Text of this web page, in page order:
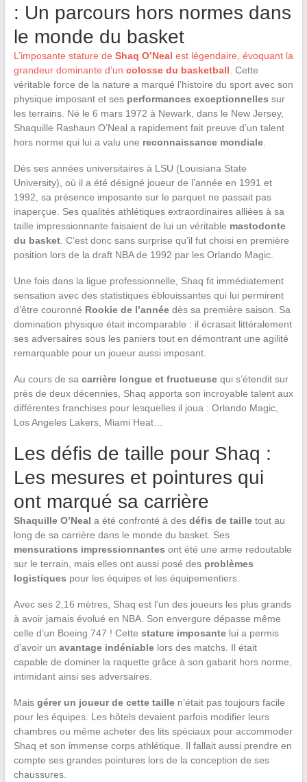
: Un parcours hors normes dans
le monde du basket
L’imposante stature de Shaq O’Neal est légendaire, évoquant la
grandeur dominante d’un colosse du basketball . Cette
véritable force de la nature a marqué l’histoire du sport avec son
physique imposant et ses performances exceptionnelles sur
les terrains. Né le 6 mars 1972 à Newark, dans le New Jersey,
Shaquille Rashaun O’Neal a rapidement fait preuve d’un talent
hors norme qui lui a valu une reconnaissance mondiale.
Dès ses années universitaires à LSU (Louisiana State
University), où il a été désigné joueur de l’année en 1991 et
1992, sa présence imposante sur le parquet ne passait pas
inaperçue. Ses qualités athlétiques extraordinaires alliées à sa
taille impressionnante faisaient de lui un véritable mastodonte
du basket. C’est donc sans surprise qu’il fut choisi en première
position lors de la draft NBA de 1992 par les Orlando Magic.
Une fois dans la ligue professionnelle, Shaq fit immédiatement
sensation avec des statistiques éblouissantes qui lui permirent
d’être couronné Rookie de l’annéedès sa première saison. Sa
domination physique était incomparable : il écrasait littéralement
ses adversaires sous les paniers tout en démontrant une agilité
remarquable pour un joueur aussi imposant.
Au cours de sa carrière longue et fructueusequi s’étendit sur
près de deux décennies, Shaq apporta son incroyable talent aux
différentes franchises pour lesquelles il joua : Orlando Magic,
Los Angeles Lakers, Miami Heat…
Les défis de taille pour Shaq :
Les mesures et pointures qui
ont marqué sa carrière
Shaquille O’Neal a été confronté à des défis de tailletout au
long de sa carrière dans le monde du basket. Ses
mensurations impressionnantes ont été une arme redoutable
sur le terrain, mais elles ont aussi posé des problèmes
logistiques pour les équipes et les équipementiers.
Avec ses 2,16 mètres, Shaq est l’un des joueurs les plus grands
à avoir jamais évolué en NBA. Son envergure dépasse même
celle d’un Boeing 747 ! Cette stature imposantelui a permis
d’avoir un avantage indéniablelors des matchs. Il était
capable de dominer la raquette grâce à son gabarit hors norme,
intimidant ainsi ses adversaires.
Mais gérer un joueur de cette taillen’était pas toujours facile
pour les équipes. Les hôtels devaient parfois modifier leurs
chambres ou même acheter des lits spéciaux pour accommoder
Shaq et son immense corps athlétique. Il fallait aussi prendre en
compte ses grandes pointures lors de la conception de ses
chaussures.